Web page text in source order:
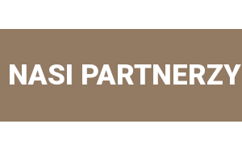
NASI PARTNERZY